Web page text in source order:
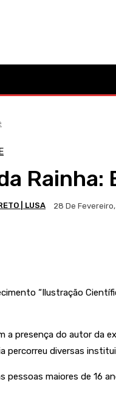
| LUSA 28 De
“Ilustração
a presença do autor da
percorreu diversas
pessoas maiores de 16